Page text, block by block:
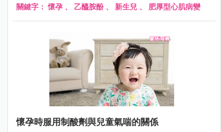
非類固醇發炎藥物或乙醯胺酚，促使動脈導管閉合，或外科
關鍵字：懷孕 、 乙醯胺酚、 新生兒 、 肥厚型心肌病變
懷孕時服用制酸劑與兒童氣喘的關係